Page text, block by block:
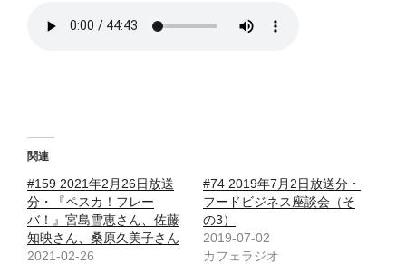
関連
#159 2021年2月26日放送
分・『ペスカ！フレー
バ！』宮島雪恵さん、佐藤
知映さん、桑原久美子さん
2021-02-26
#74 2019年7月2日放送分・
フードビジネス座談会（そ
の3）
2019-07-02
カフェラジオ